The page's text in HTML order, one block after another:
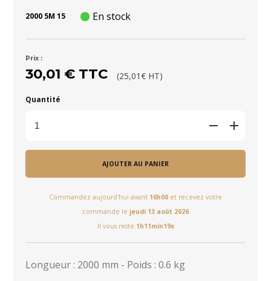
2000 5M 15 En stock
Prix :
30,01 € TTC (25,01€ HT)
Quantité
AJOUTER AU PANIER
Commandez aujourd'hui avant 16h00 et recevez votre
commande le jeudi 13 août 2026
Il vous reste 1h11min19s
Longueur : 2000 mm - Poids : 0.6 kg